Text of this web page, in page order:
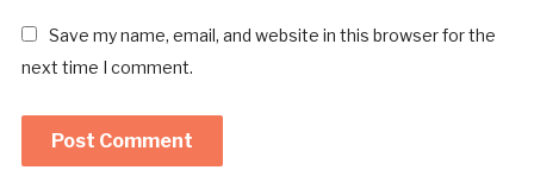
Save my name, email, and website in this browser for the
next time I comment.